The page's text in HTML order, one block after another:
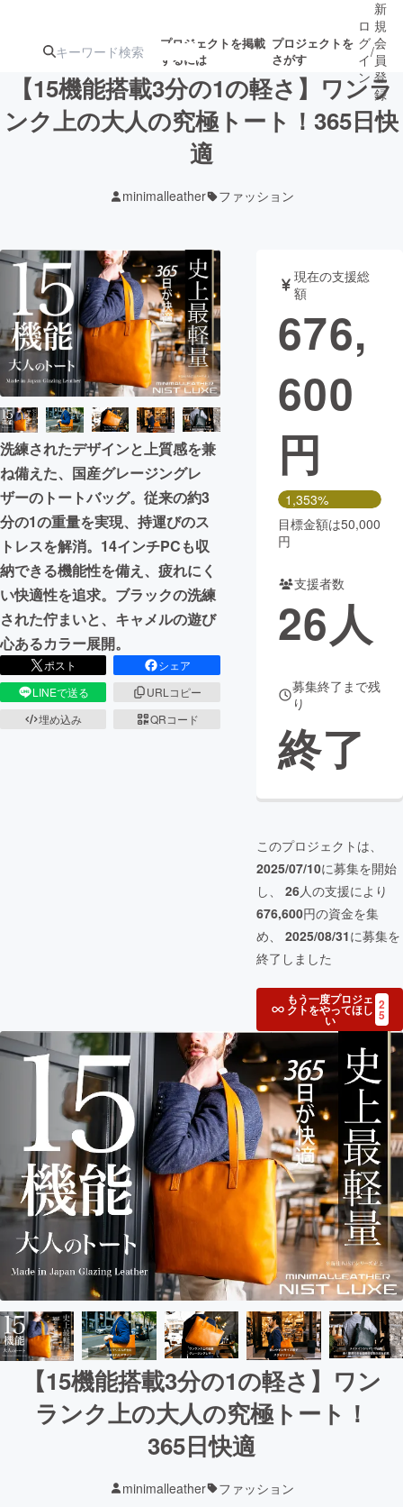
プロジェクトを掲載
するには
プロジェクトを
さがす
注目の新着プロ
テクノロジー・ガジェット
映像・映画 書籍・雑誌
ビジネス・起業 チャレンジ
まちづくり・地域活性化
CAMPFIRE for Social Good
CAMPFIRE Creation
CAMPFIREふるさと納税
コミュニティ
ロ
グ
イ
ン
/
新
規
会
員
登
録
【15機能搭載3分の1の軽さ】ワンラ
ンク上の大人の究極トート！365日快
適
minimalleather ファッション
洗練されたデザインと上質感を兼
ね備えた、国産グレージングレ
ザーのトートバッグ。従来の約3
分の1の重量を実現、持運びのス
トレスを解消。14インチPCも収
納できる機能性を備え、疲れにく
い快適性を追求。ブラックの洗練
された佇まいと、キャメルの遊び
心あるカラー展開。
ポスト
シェア
LINEで送る
URLコピー
埋め込み
QRコード
現在の支援総
額
676,
600
円
1,353%
目標金額は50,000
円
支援者数
26人
募集終了まで残
り
終了
このプロジェクトは、
2025/07/10に募集を開始
し、 26人の支援により
676,600円の資金を集
め、 2025/08/31に募集を
終了しました
もう一度プロジェ
クトをやってほし
い
2
5
【15機能搭載3分の1の軽さ】ワン
ランク上の大人の究極トート！
365日快適
minimalleather ファッション